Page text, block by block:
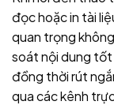
đọc hoặc in tài
quan trọng
soát nội dung tốt
đồng thời rút
qua các kênh